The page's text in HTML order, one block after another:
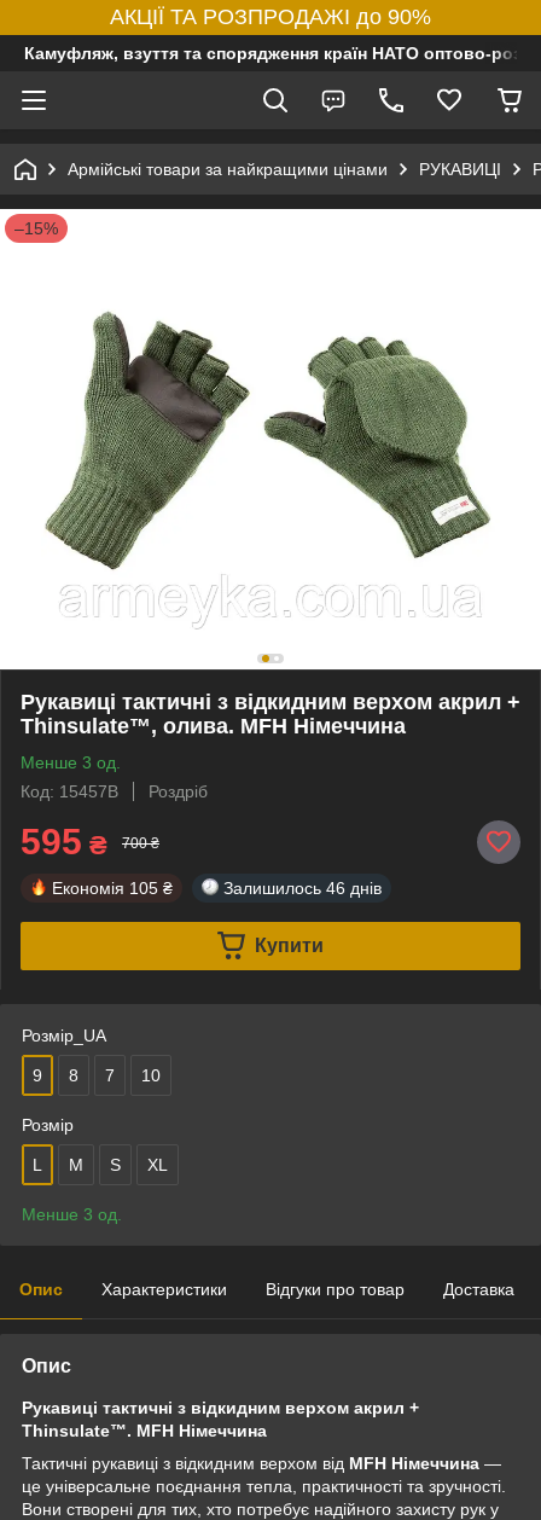
АКЦІЇ ТА РОЗПРОДАЖІ до 90%
Камуфляж, взуття та спорядження країн НАТО оптово-
Армійські товари за найкращими цінами РУКАВИЦІ
–15%
Рукавиці тактичні з відкидним верхом акрил +
Thinsulate™, олива. MFH Німеччина
Менше 3 од.
Код: 15457B
Роздріб
595 ₴ 700 ₴
Економія 105 ₴ Залишилось 46 днів
Купити
Розмір_UA
9 8 7 10
Розмір
L M S XL
Менше 3 од.
Опис Характеристики Відгуки про товар Доставка
Опис
Рукавиці тактичні з відкидним верхом акрил +
Thinsulate™. MFH Німеччина
Тактичні рукавиці з відкидним верхом від MFH Німеччина —
це універсальне поєднання тепла, практичності та зручності.
Вони створені для тих, хто потребує надійного захисту рук у